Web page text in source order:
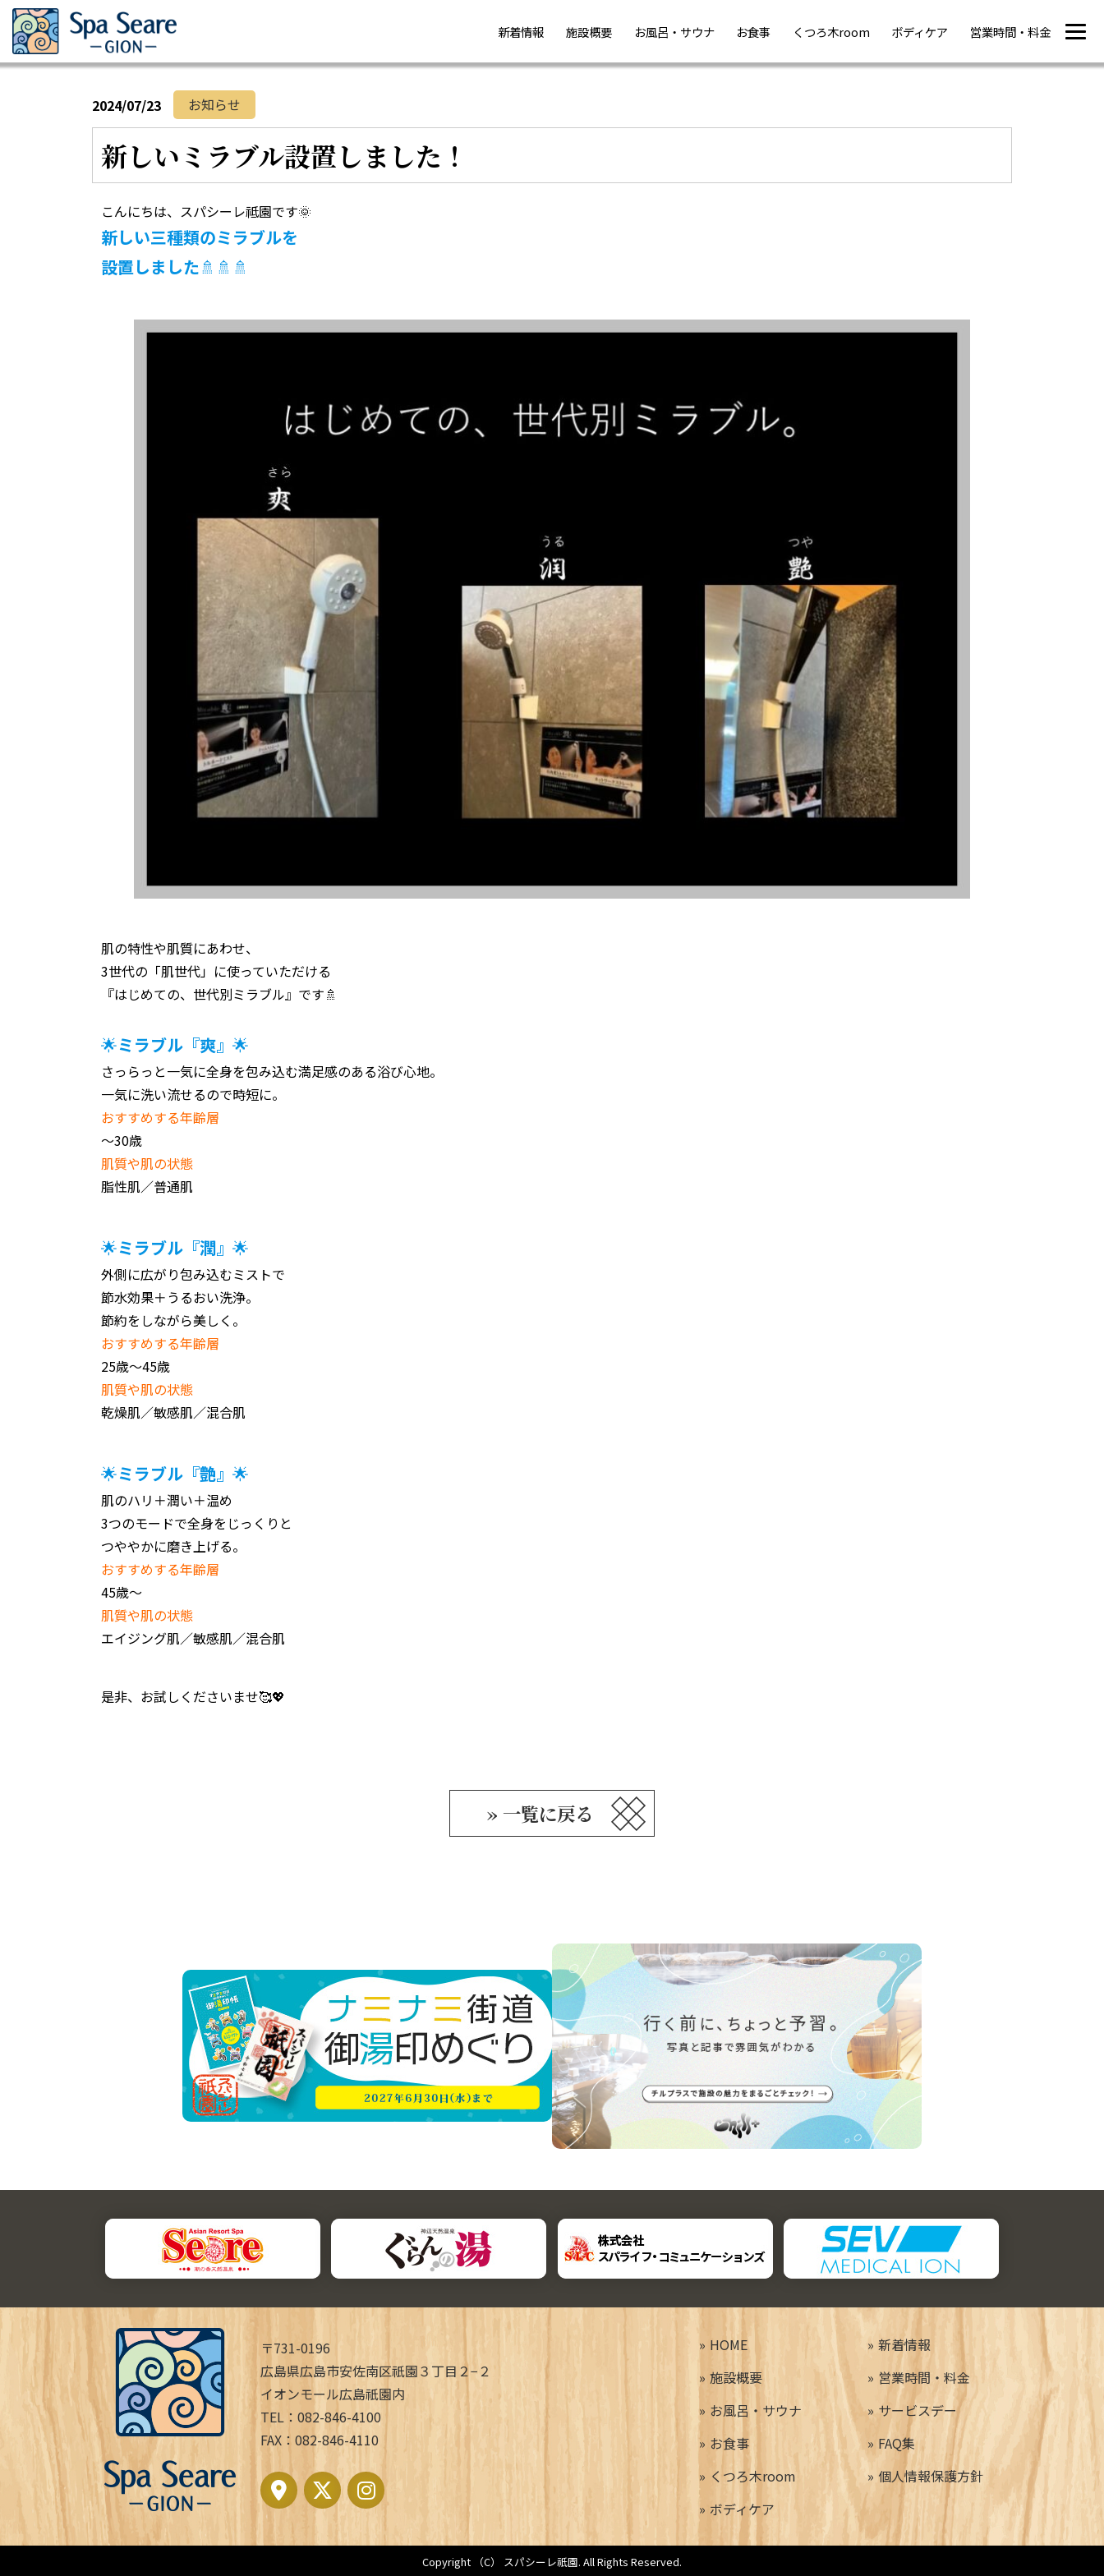
新着情報 施設概要 お風呂・サウナ お食事 くつろ木room ボディケア 営業時間・料金
2024/07/23 お知らせ
新しいミラブル設置しました！
こんにちは、スパシーレ祗園です🌞
新しい三種類のミラブルを
設置しました🚿🚿🚿
肌の特性や肌質にあわせ、
3世代の「肌世代」に使っていただける
『はじめての、世代別ミラブル』です🚿
🌟ミラブル『爽』🌟
さっらっと一気に全身を包み込む満足感のある浴び心地。
一気に洗い流せるので時短に。
おすすめする年齢層
～30歳
肌質や肌の状態
脂性肌／普通肌
🌟ミラブル『潤』🌟
外側に広がり包み込むミストで
節水効果＋うるおい洗浄。
節約をしながら美しく。
おすすめする年齢層
25歳～45歳
肌質や肌の状態
乾燥肌／敏感肌／混合肌
🌟ミラブル『艶』🌟
肌のハリ＋潤い＋温め
3つのモードで全身をじっくりと
つややかに磨き上げる。
おすすめする年齢層
45歳～
肌質や肌の状態
エイジング肌／敏感肌／混合肌
是非、お試しくださいませ🥰💖
» 一覧に戻る
〒731-0196
広島県広島市安佐南区祇園３丁目２−２
イオンモール広島祇園内
TEL：082-846-4100
FAX：082-846-4110
HOME
施設概要
お風呂・サウナ
お食事
くつろ木room
ボディケア
新着情報
営業時間・料金
サービスデー
FAQ集
個人情報保護方針
Copyright （C） スパシーレ祇園. All Rights Reserved.